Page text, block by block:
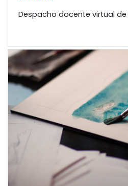
Despacho docente virtual de